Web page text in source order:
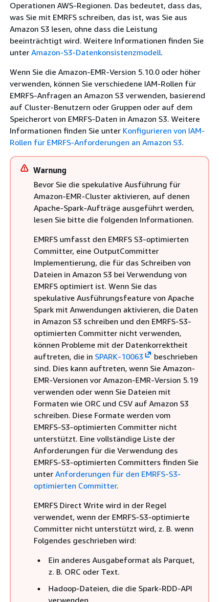
Operationen AWS-Regionen. Das bedeutet, dass das,
was Sie mit EMRFS schreiben, das ist, was Sie aus
Amazon S3 lesen, ohne dass die Leistung
beeinträchtigt wird. Weitere Informationen finden Sie
unter Amazon-S3-Datenkonsistenzmodell.
Wenn Sie die Amazon-EMR-Version 5.10.0 oder höher
verwenden, können Sie verschiedene IAM-Rollen für
EMRFS-Anfragen an Amazon S3 verwenden, basierend
auf Cluster-Benutzern oder Gruppen oder auf dem
Speicherort von EMRFS-Daten in Amazon S3. Weitere
Informationen finden Sie unter Konfigurieren von IAM-
Rollen für EMRFS-Anforderungen an Amazon S3.
Warnung
Bevor Sie die spekulative Ausführung für
Amazon-EMR-Cluster aktivieren, auf denen
Apache-Spark-Aufträge ausgeführt werden,
lesen Sie bitte die folgenden Informationen.
EMRFS umfasst den EMRFS S3-optimierten
Committer, eine OutputCommitter
Implementierung, die für das Schreiben von
Dateien in Amazon S3 bei Verwendung von
EMRFS optimiert ist. Wenn Sie das
spekulative Ausführungsfeature von Apache
Spark mit Anwendungen aktivieren, die Daten
in Amazon S3 schreiben und den EMRFS-S3-
optimierten Committer nicht verwenden,
können Probleme mit der Datenkorrektheit
auftreten, die in SPARK-10063
beschrieben
sind. Dies kann auftreten, wenn Sie Amazon-
EMR-Versionen vor Amazon-EMR-Version 5.19
verwenden oder wenn Sie Dateien mit
Formaten wie ORC und CSV auf Amazon S3
schreiben. Diese Formate werden vom
EMRFS-S3-optimierten Committer nicht
unterstützt. Eine vollständige Liste der
Anforderungen für die Verwendung des
EMRFS-S3-optimierten Committers finden Sie
unter Anforderungen für den EMRFS-S3-
optimierten Committer.
EMRFS Direct Write wird in der Regel
verwendet, wenn der EMRFS-S3-optimierte
Committer nicht unterstützt wird, z. B. wenn
Folgendes geschrieben wird:
Ein anderes Ausgabeformat als Parquet,
z. B. ORC oder Text.
Hadoop-Dateien, die die Spark-RDD-API
verwenden.